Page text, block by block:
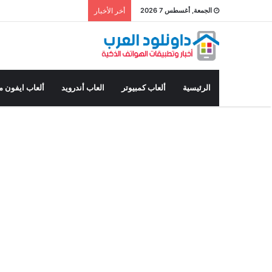
الجمعة, أغسطس 7 2026 أخر الأخبار
الرئيسية ألعاب كمبيوتر العاب أندرويد ألعاب ايفون